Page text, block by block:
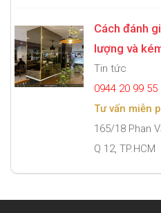
Cách đánh
lượng và
Tin tức
0944 20 99 55
Tư vấn miễn
165/18 Phan
Q 12, TP.HCM